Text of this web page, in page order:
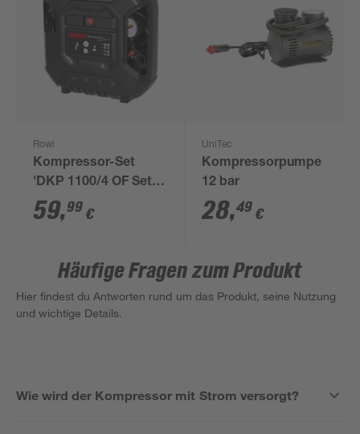
Rowi
Kompressor-Set
'DKP 1100/4 OF Set
Compact Air III' 8 bar
12-teilig
59,99 €
UniTec
Kompressorpumpe
12 bar
28,49 €
Häufige Fragen zum Produkt
Hier findest du Antworten rund um das Produkt, seine Nutzung
und wichtige Details.
Wie wird der Kompressor mit Strom versorgt?